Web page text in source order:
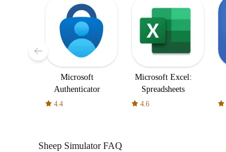
Microsoft
Authenticator
4.4
Microsoft Excel:
Spreadsheets
4.6
Sheep SimulatorFAQ